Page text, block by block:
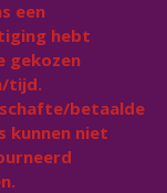
een
hebt
gekozen
tijd.
betaalde
kunnen niet